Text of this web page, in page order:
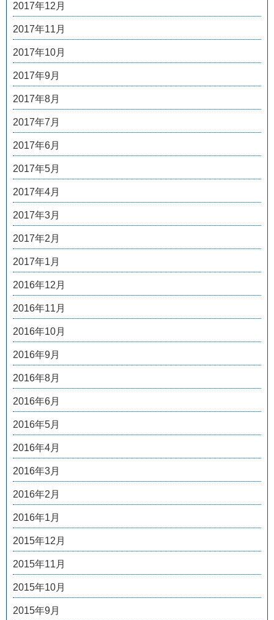
2017年12月
2017年11月
2017年10月
2017年9月
2017年8月
2017年7月
2017年6月
2017年5月
2017年4月
2017年3月
2017年2月
2017年1月
2016年12月
2016年11月
2016年10月
2016年9月
2016年8月
2016年6月
2016年5月
2016年4月
2016年3月
2016年2月
2016年1月
2015年12月
2015年11月
2015年10月
2015年9月